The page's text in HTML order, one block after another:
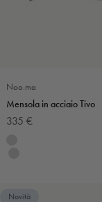
Noo.ma
Mensola in acciaio Tivo
Prezzo scontato
335 €
Novità